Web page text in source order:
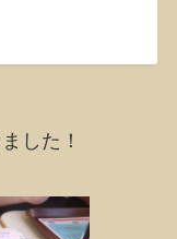
した！